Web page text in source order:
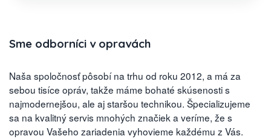
Sme odborníci v opravách
Naša spoločnosť pôsobí na trhu od roku 2012, a má za
sebou tisíce opráv, takže máme bohaté skúsenosti s
najmodernejšou, ale aj staršou technikou. Špecializujeme
sa na kvalitný servis mnohých značiek a veríme, že s
opravou Vašeho zariadenia vyhovieme každému z Vás.